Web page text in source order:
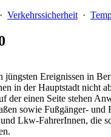
· Verkehrssicherheit ·
jüngsten Ereignissen in
in der Hauptstadt nicht
der einen Seite stehen
sowie Fußgänger- und
Lkw-FahrerInnen, die